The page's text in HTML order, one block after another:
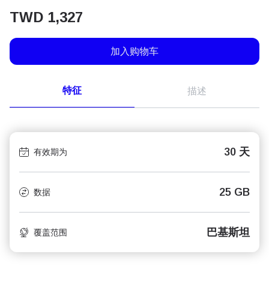
TWD 1,327
加入购物车
特征 描述
有效期为 30 天
数据 25 GB
覆盖范围 巴基斯坦